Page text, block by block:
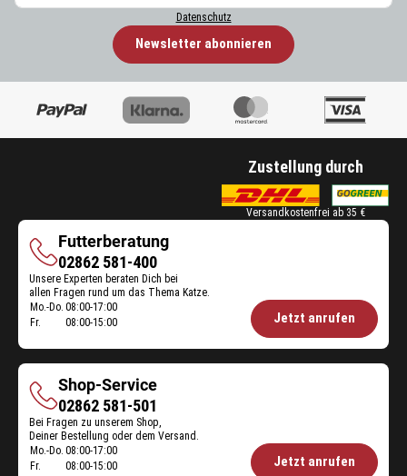
Datenschutz
Newsletter abonnieren
Zustellung durch
Versandkostenfrei ab 35 €
Futterberatung
Futterberatung
02862 581-400
Unsere Experten beraten Dich bei
allen Fragen rund um das Thema Katze.
Öffnungszeiten
Mo.-Do. 08:00-17:00
Fr.
08:00-15:00 Jetzt anrufen
Shop-Service
Shop-
Service
02862 581-501
Bei Fragen zu unserem Shop,
Deiner Bestellung oder dem Versand.
Öffnungszeiten
Mo.-Do. 08:00-17:00
Fr.
08:00-15:00 Jetzt anrufen